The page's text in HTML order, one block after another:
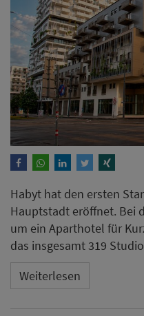
Habyt hat den ersten
Hauptstadt eröffnet. Bei
um ein Aparthotel für
das insgesamt 319
Weiterlesen